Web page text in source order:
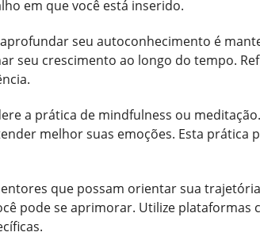
em que você está inserido.
seu autoconhecimento é
seu crescimento ao longo do tempo.
a prática de mindfulness ou
melhor suas emoções. Esta prática
que possam orientar sua
pode se aprimorar. Utilize plataformas